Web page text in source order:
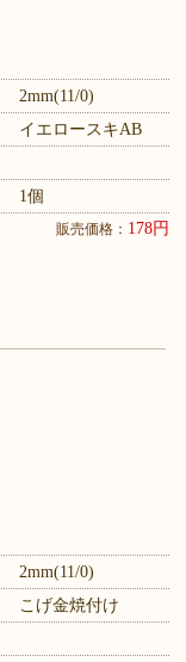
2mm(11/0)
イエロースキAB
1個
販売価格： 178円
2mm(11/0)
こげ金焼付け